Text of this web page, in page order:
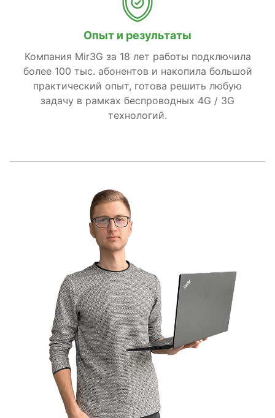
Опыт и результаты
Компания Mir3G за 18 лет работы подключила
более 100 тыс. абонентов и накопила большой
практический опыт, готова решить любую
задачу в рамках беспроводных 4G / 3G
технологий.